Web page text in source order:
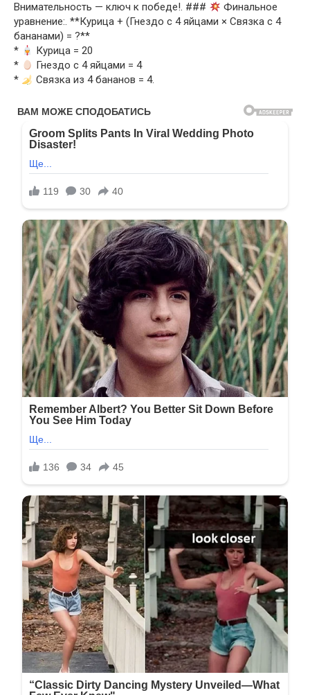
Внимательность — ключ к победе!. ###
Финальное
уравнение:. **Курица + (Гнездо с 4 яйцами × Связка с 4
бананами) = ?**
*
Курица = 20
*
Гнездо с 4 яйцами = 4
*
Связка из 4 бананов = 4.